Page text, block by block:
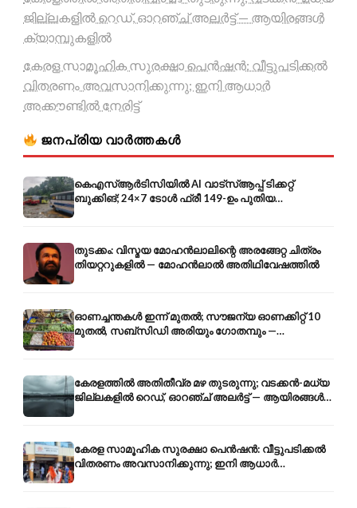
ജില്ലകളിൽ റെഡ്, ഓറഞ്ച് അലർട്ട് — ആയിരങ്ങൾ
ക്യാമ്പുകളിൽ
കേരള സാമൂഹിക സുരക്ഷാ പെൻഷൻ: വീട്ടുപടിക്കൽ
വിതരണം അവസാനിക്കുന്നു; ഇനി ആധാർ
അക്കൗണ്ടിൽ നേരിട്ട്
ജനപ്രിയ വാർത്തകൾ
കെഎസ്ആർടിസിയിൽ AI വാട്സ്ആപ്പ് ടിക്കറ്റ്
ബുക്കിങ്; 24×7 ടോൾ ഫ്രീ 149-ഉം പുതിയ
കൊറിയറും
തുടക്കം: വിസ്മയ മോഹൻലാലിന്റെ അരങ്ങേറ്റ ചിത്രം
തിയറ്ററുകളിൽ — മോഹൻലാൽ അതിഥിവേഷത്തിൽ
ഓണച്ചന്തകൾ ഇന്ന് മുതൽ; സൗജന്യ ഓണക്കിറ്റ് 10
മുതൽ, സബ്സിഡി അരിയും ഗോതമ്പും —
വിലക്കയറ്റത്തിന് കടിഞ്ഞാൺ
കേരളത്തിൽ അതിതീവ്ര മഴ തുടരുന്നു; വടക്കൻ-മധ്യ
ജില്ലകളിൽ റെഡ്, ഓറഞ്ച് അലർട്ട് — ആയിരങ്ങൾ
ക്യാമ്പുകളിൽ
കേരള സാമൂഹിക സുരക്ഷാ പെൻഷൻ: വീട്ടുപടിക്കൽ
വിതരണം അവസാനിക്കുന്നു; ഇനി ആധാർ
അക്കൗണ്ടിൽ നേരിട്ട്